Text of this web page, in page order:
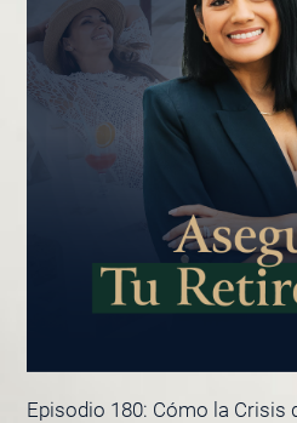
Episodio 180: Cómo la Crisis